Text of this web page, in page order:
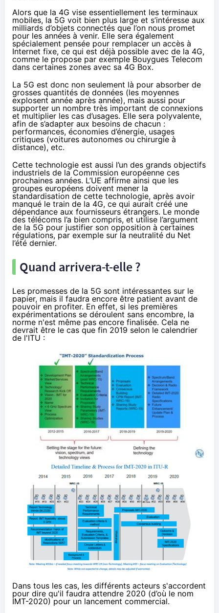
Alors que la 4G vise essentiellement les terminaux
mobiles, la 5G voit bien plus large et s’intéresse aux
milliards d’objets connectés que l’on nous promet
pour les années à venir. Elle sera également
spécialement pensée pour remplacer un accès à
Internet fixe, ce qui est déjà possible avec de la 4G,
comme le propose par exemple Bouygues Telecom
dans certaines zones avec sa 4G Box.
La 5G est donc non seulement là pour absorber de
grosses quantités de données (les moyennes
explosent année après année), mais aussi pour
supporter un nombre très important de connexions
et multiplier les cas d’usages. Elle sera polyvalente,
afin de s’adapter aux besoins de chacun :
performances, économies d’énergie, usages
critiques (voitures autonomes ou chirurgie à
distance), etc.
Cette technologie est aussi l’un des grands objectifs
industriels de la Commission européenne ces
prochaines années. L’UE affirme ainsi que les
groupes européens doivent mener la
standardisation de cette technologie, après avoir
manqué le train de la 4G, ce qui aurait créé une
dépendance aux fournisseurs étrangers. Le monde
des télécoms l’a bien compris, et utilise l’argument
de la 5G pour justifier son opposition à certaines
régulations, par exemple sur la neutralité du Net
l’été dernier.
Quand arrivera-t-elle ?
Les promesses de la 5G sont intéressantes sur le
papier, mais il faudra encore être patient avant de
pouvoir en profiter. En effet, si les premières
expérimentations se déroulent sans encombre, la
norme n'est même pas encore finalisée. Cela ne
devrait être le cas que fin 2019 selon le calendrier
de l'ITU :
Dans tous les cas, les différents acteurs s'accordent
pour dire qu'il faudra attendre 2020 (d’où le nom
IMT-2020) pour un lancement commercial.